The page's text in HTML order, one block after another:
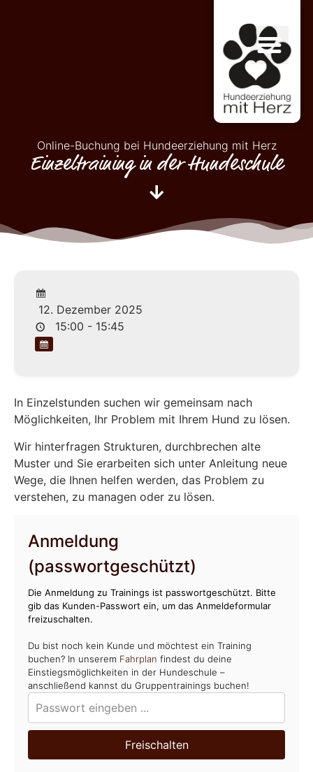
Online-Buchung bei Hundeerziehung mit Herz
Einzeltraining in der Hundeschule
12. Dezember 2025
15:00 - 15:45
In Einzelstunden suchen wir gemeinsam nach
Möglichkeiten, Ihr Problem mit Ihrem Hund zu lösen.
Wir hinterfragen Strukturen, durchbrechen alte
Muster und Sie erarbeiten sich unter Anleitung neue
Wege, die Ihnen helfen werden, das Problem zu
verstehen, zu managen oder zu lösen.
Anmeldung
(passwortgeschützt)
Die Anmeldung zu Trainings ist passwortgeschützt. Bitte
gib das Kunden-Passwort ein, um das Anmeldeformular
freizuschalten.
Du bist noch kein Kunde und möchtest ein Training
buchen? In unserem Fahrplan findest du deine
Einstiegsmöglichkeiten in der Hundeschule –
anschließend kannst du Gruppentrainings buchen!
Freischalten